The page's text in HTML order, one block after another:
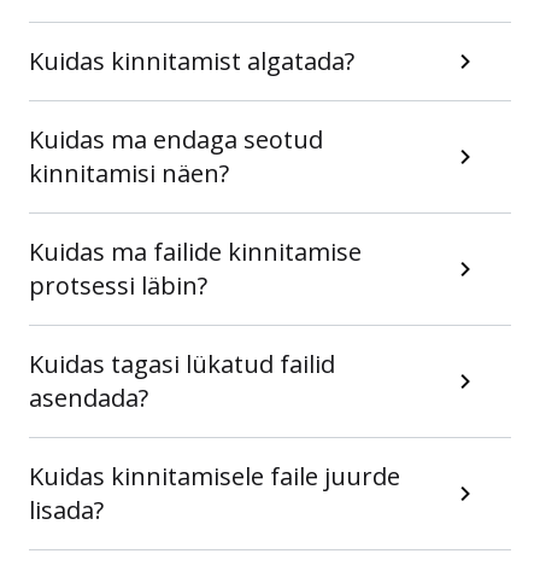
Kuidas kinnitamist algatada?
Kuidas ma endaga seotud
kinnitamisi näen?
Kuidas ma failide kinnitamise
protsessi läbin?
Kuidas tagasi lükatud failid
asendada?
Kuidas kinnitamisele faile juurde
lisada?